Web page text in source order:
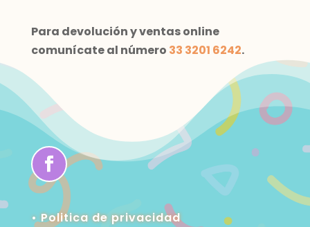
Para devolución y ventas online
comunícate al número 33 3201 6242.
• Politica de privacidad